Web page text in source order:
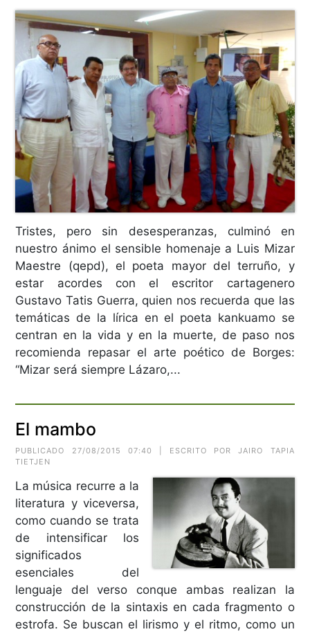
Tristes, pero sin desesperanzas, culminó en
nuestro ánimo el sensible homenaje a Luis Mizar
Maestre (qepd), el poeta mayor del terruño, y
estar acordes con el escritor cartagenero
Gustavo Tatis Guerra, quien nos recuerda que las
temáticas de la lírica en el poeta kankuamo se
centran en la vida y en la muerte, de paso nos
recomienda repasar el arte poético de Borges:
“Mizar será siempre Lázaro,...
El mambo
PUBLICADO 27/08/2015 07:40 | ESCRITO POR JAIRO TAPIA
TIETJEN
La música recurre a la
literatura y viceversa,
como cuando se trata
de intensificar los
significados
esenciales del
lenguaje del verso conque ambas realizan la
construcción de la sintaxis en cada fragmento o
estrofa. Se buscan el lirismo y el ritmo, como un